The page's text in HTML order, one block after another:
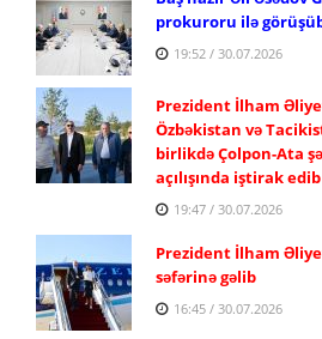
prokuroru ilə
19:52 / 30.07.2026
Prezident İlham
Özbəkistan və
birlikdə Çolpon-Ata
açılışında iştirak edib
19:47 / 30.07.2026
Prezident İlham
səfərinə gəlib
16:45 / 30.07.2026